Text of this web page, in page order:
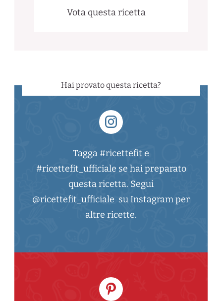
Vota questa ricetta
Hai provato questa ricetta?
Tagga #ricettefit e
#ricettefit_ufficiale se hai preparato
questa ricetta. Segui
@ricettefit_ufficiale su Instagram per
altre ricette.